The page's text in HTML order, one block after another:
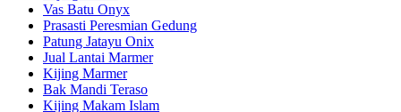
Vas Batu Onyx
Prasasti Peresmian Gedung
Patung Jatayu Onix
Jual Lantai Marmer
Kijing Marmer
Bak Mandi Teraso
Kijing Makam Islam